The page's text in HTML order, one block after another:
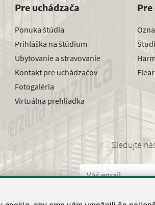
Pre uchádzača
Ponuka štúdia
Prihláška na štúdium
Ubytovanie a stravovanie
Kontakt pre uchádzačov
Fotogaléria
Virtuálna prehliadka
Sledujte